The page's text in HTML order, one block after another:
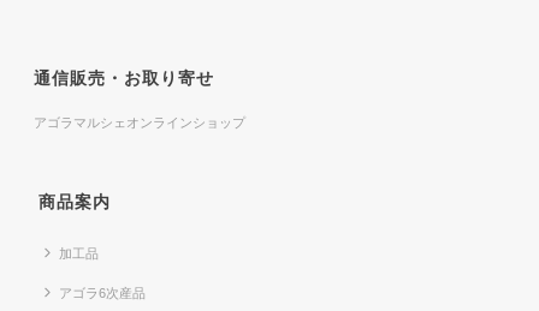
通信販売・お取り寄せ
アゴラマルシェオンラインショップ
商品案内
加工品
アゴラ6次産品